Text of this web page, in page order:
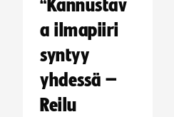
“Kannustav
a ilmapiiri
syntyy
yhdessä –
Reilu